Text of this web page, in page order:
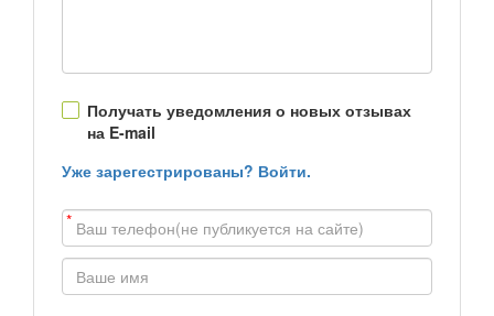
Получать уведомления о новых отзывах
на E-mail
Уже зарегестрированы? Войти.
*